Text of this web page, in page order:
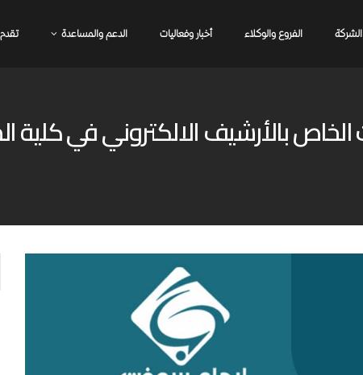
الفروع والوكلاء أخبار وفعاليات الدعم والمساعدة
الخاص بالأرشيف الالكتروني في